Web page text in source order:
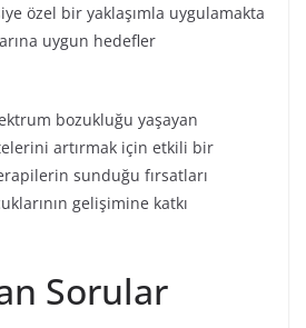
özel bir yaklaşımla uygulamakta
uygun hedefler
bozukluğu yaşayan
artırmak için etkili bir
sunduğu fırsatları
gelişimine katkı
Sorular